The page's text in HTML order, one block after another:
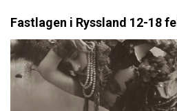
Fastlagen i Ryssland 12-18